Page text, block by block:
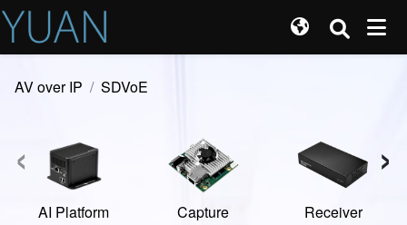
AV over IP SDVoE
AI Platform Capture Receiver
‹ ›